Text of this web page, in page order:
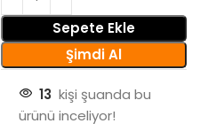
Sepete Ekle
Şimdi Al
13 kişi şuanda bu
ürünü inceliyor!